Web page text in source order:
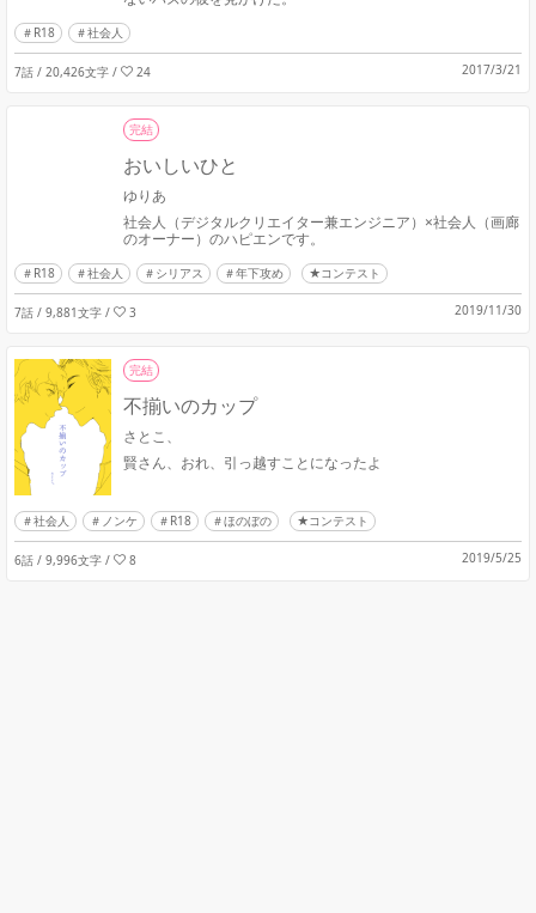
R18 社会人
7話 / 20,426文字 / 24 2017/3/21
完結
おいしいひと
ゆりあ
社会人（デジタルクリエイター兼エンジニア）×社会人（画廊
のオーナー）のハピエンです。
R18 社会人 シリアス 年下攻め ★コンテスト
7話 / 9,881文字 / 3 2019/11/30
完結
不揃いのカップ
さとこ、
賢さん、おれ、引っ越すことになったよ
社会人 ノンケ R18 ほのぼの ★コンテスト
6話 / 9,996文字 / 8 2019/5/25